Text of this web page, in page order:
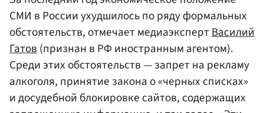
СМИ в России ухудшилось по ряду формальных
обстоятельств, отмечает медиаэкспертВасилий
Гатов (признан в РФ иностранным агентом).
Среди этих обстоятельств — запрет на рекламу
алкоголя, принятие закона о «черных списках»
и досудебной блокировке сайтов, содержащих